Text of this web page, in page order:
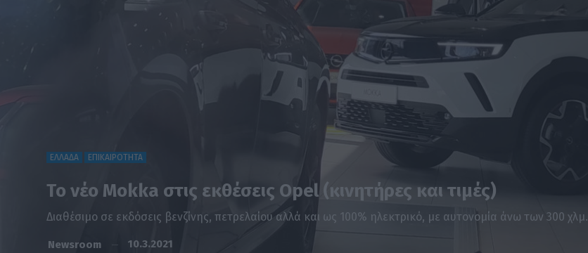
ΕΛΛΑΔΑ ΕΠΙΚΑΙΡΟΤΗΤΑ
Το νέο Mokka στις εκθέσεις Opel (κινητήρες και τιμές)
Διαθέσιμο σε εκδόσεις βενζίνης, πετρελαίου αλλά και ως 100% ηλεκτρικό, με αυτονομία άνω των 300 χλμ.
Newsroom 10.3.2021